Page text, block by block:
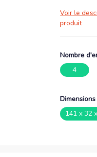
Voir le
produit
Nombre
4
141 x 32